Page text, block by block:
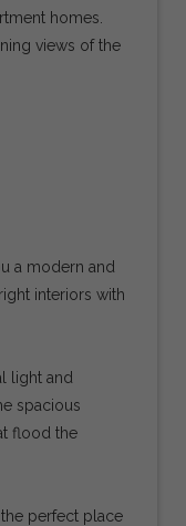
homes.
views of the
a modern and
interiors with
light and
spacious
flood the
perfect place